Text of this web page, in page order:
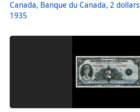
Canada, Banque du Canada, 2 dollars
1935